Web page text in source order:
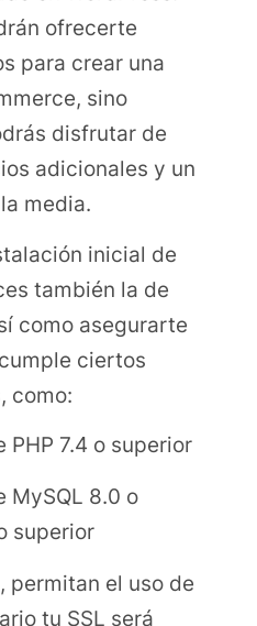
ofrecerte
para crear una
sino
disfrutar de
adicionales y un
media.
inicial de
también la de
como asegurarte
ciertos
como:
PHP 7.4 o superior
MySQL 8.0 o
superior
permitan el uso de
tu SSL será